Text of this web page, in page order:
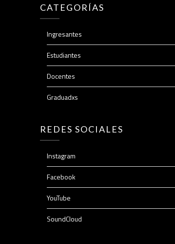
CATEGORÍAS
Ingresantes
Estudiantes
Docentes
Graduadxs
REDES SOCIALES
Instagram
Facebook
YouTube
SoundCloud